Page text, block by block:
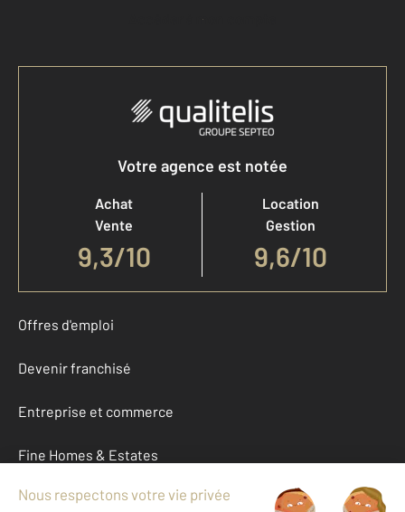
Accéder à mon compte
Votre agence est notée
Achat
Vente
9,3/10
Location
Gestion
9,6/10
Offres d'emploi
Devenir franchisé
Entreprise et commerce
Fine Homes & Estates
À propos